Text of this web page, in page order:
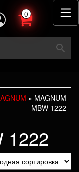
0
» MAGNUM
MBW 1222
1222